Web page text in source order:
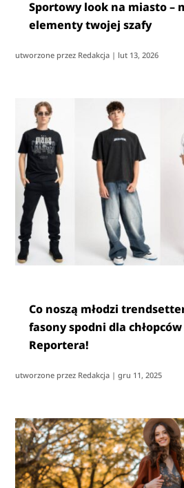
Sportowy look na miasto –
elementy twojej szafy
utworzone przez Redakcja | lut 13, 2026
Co noszą młodzi
fasony spodni dla
Reportera!
utworzone przez Redakcja |gru 11, 2025